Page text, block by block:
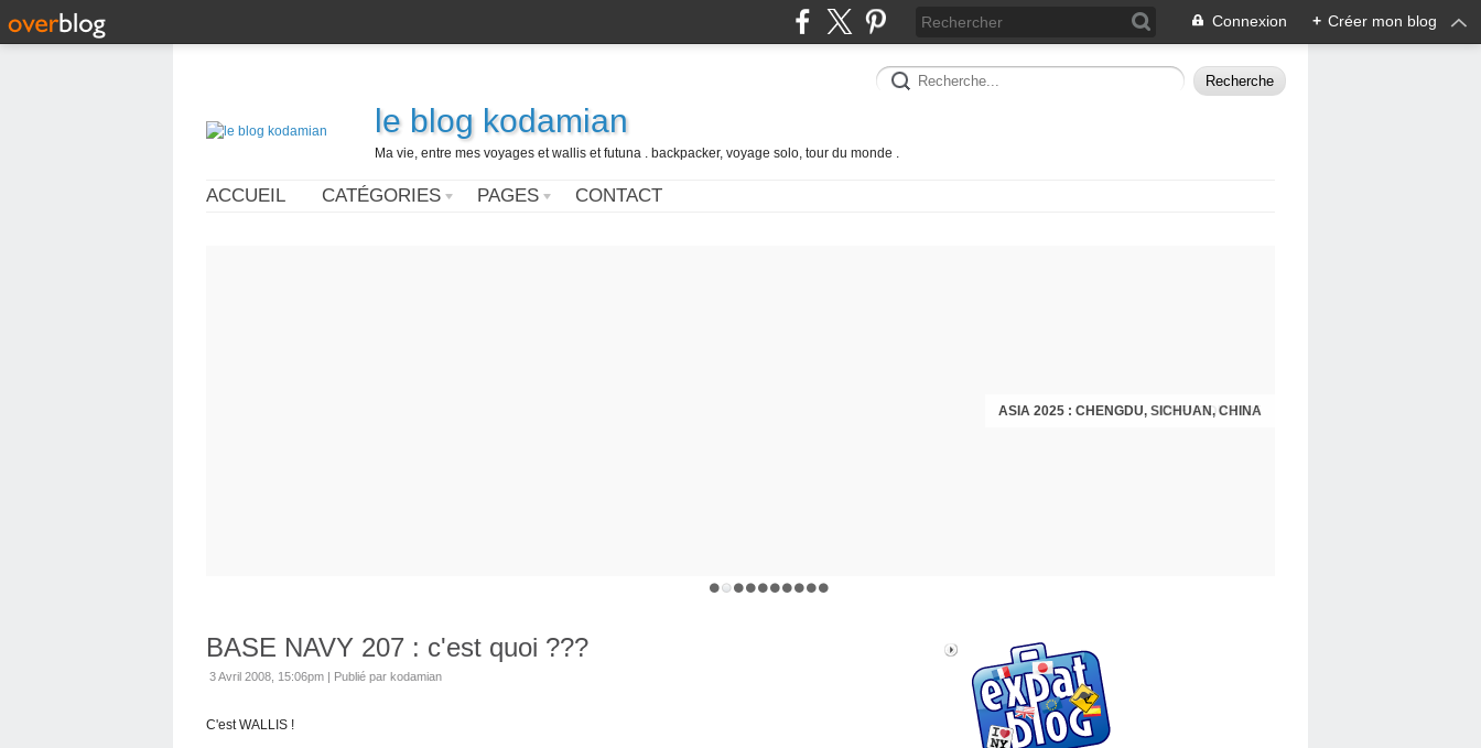
Connexion + Créer mon blog
le blog kodamian
Ma vie, entre mes voyages et wallis et futuna . backpacker, voyage solo, tour du monde .
ACCUEIL CATÉGORIES PAGES CONTACT
ASIA 2025 : CHENGDU, SICHUAN, CHINA
CHENGDU 2025
BASE NAVY 207 : c'est quoi ???
3 Avril 2008, 15:06pm | Publié par kodamian
C'est WALLIS !